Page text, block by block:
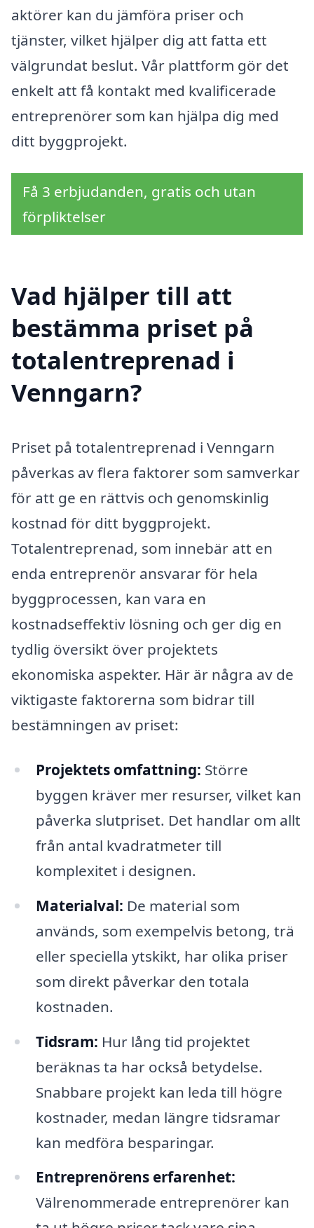
aktörer kan du jämföra priser och
tjänster, vilket hjälper dig att fatta ett
välgrundat beslut. Vår plattform gör det
enkelt att få kontakt med kvalificerade
entreprenörer som kan hjälpa dig med
ditt byggprojekt.
Få 3 erbjudanden, gratis och utan
förpliktelser
Vad hjälper till att
bestämma priset på
totalentreprenad i
Venngarn?
Priset på totalentreprenad i Venngarn
påverkas av flera faktorer som samverkar
för att ge en rättvis och genomskinlig
kostnad för ditt byggprojekt.
Totalentreprenad, som innebär att en
enda entreprenör ansvarar för hela
byggprocessen, kan vara en
kostnadseffektiv lösning och ger dig en
tydlig översikt över projektets
ekonomiska aspekter. Här är några av de
viktigaste faktorerna som bidrar till
bestämningen av priset:
Projektets omfattning: Större
byggen kräver mer resurser, vilket kan
påverka slutpriset. Det handlar om allt
från antal kvadratmeter till
komplexitet i designen.
Materialval: De material som
används, som exempelvis betong, trä
eller speciella ytskikt, har olika priser
som direkt påverkar den totala
kostnaden.
Tidsram: Hur lång tid projektet
beräknas ta har också betydelse.
Snabbare projekt kan leda till högre
kostnader, medan längre tidsramar
kan medföra besparingar.
Entreprenörens erfarenhet:
Välrenommerade entreprenörer kan